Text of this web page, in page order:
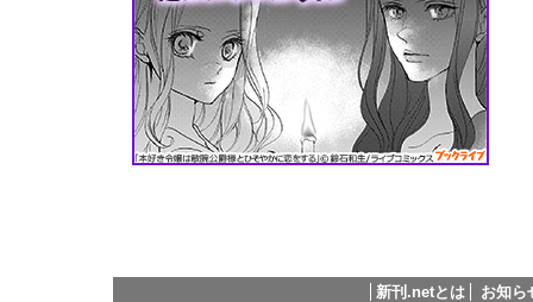
新刊.netとは
お知ら